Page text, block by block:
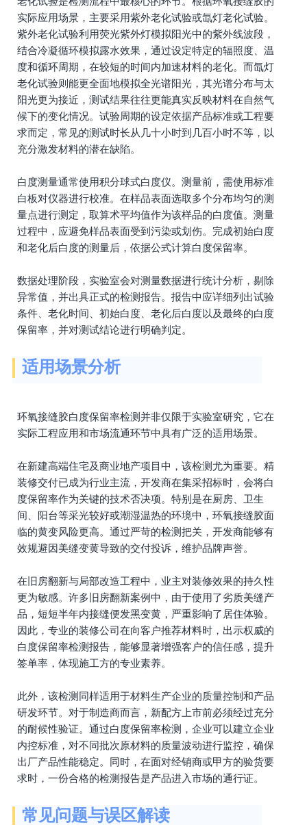
实际应用场景，主要采用紫外老化试验或氙灯老化试验。
紫外老化试验利用荧光紫外灯模拟阳光中的紫外线波段，
结合冷凝循环模拟露水效果，通过设定特定的辐照度、温
度和循环周期，在较短的时间内加速材料的老化。而氙灯
老化试验则能更全面地模拟全光谱阳光，其光谱分布与太
阳光更为接近，测试结果往往更能真实反映材料在自然气
候下的变化情况。试验周期的设定依据产品标准或工程要
求而定，常见的测试时长从几十小时到几百小时不等，以
充分激发材料的潜在缺陷。
白度测量通常使用积分球式白度仪。测量前，需使用标准
白板对仪器进行校准。在样品表面选取多个分布均匀的测
量点进行测定，取算术平均值作为该样品的白度值。测量
过程中，应避免样品表面受到污染或划伤。完成初始白度
和老化后白度的测量后，依据公式计算白度保留率。
数据处理阶段，实验室会对测量数据进行统计分析，剔除
异常值，并出具正式的检测报告。报告中应详细列出试验
条件、老化时间、初始白度、老化后白度以及最终的白度
保留率，并对测试结论进行明确判定。
适用场景分析
环氧接缝胶白度保留率检测并非仅限于实验室研究，它在
实际工程应用和市场流通环节中具有广泛的适用场景。
在新建高端住宅及商业地产项目中，该检测尤为重要。精
装修交付已成为行业主流，开发商在集采招标时，会将白
度保留率作为关键的技术否决项。特别是在厨房、卫生
间、阳台等采光较好或潮湿温热的环境中，环氧接缝胶面
临的黄变风险更高。通过严苛的检测把关，开发商能够有
效规避因美缝变黄导致的交付投诉，维护品牌声誉。
在旧房翻新与局部改造工程中，业主对装修效果的持久性
更为敏感。许多旧房翻新案例中，由于使用了劣质美缝产
品，短短半年内接缝便发黑变黄，严重影响了居住体验。
因此，专业的装修公司在向客户推荐材料时，出示权威的
白度保留率检测报告，能够显著增强客户的信任感，提升
签单率，体现施工方的专业素养。
此外，该检测同样适用于材料生产企业的质量控制和产品
研发环节。对于制造商而言，新配方上市前必须经过充分
的耐候性验证。通过白度保留率检测，企业可以建立企业
内控标准，对不同批次原材料的质量波动进行监控，确保
出厂产品性能稳定。同时，在面对经销商或甲方的验货要
求时，一份合格的检测报告是产品进入市场的通行证。
常见问题与误区解读